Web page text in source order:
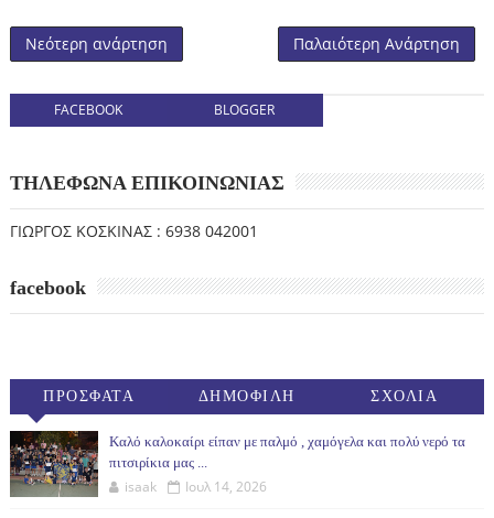
Νεότερη ανάρτηση Παλαιότερη Ανάρτηση
FACEBOOK BLOGGER
ΤΗΛΕΦΩΝΑ ΕΠΙΚΟΙΝΩΝΙΑΣ
ΓΙΩΡΓΟΣ ΚΟΣΚΙΝΑΣ : 6938 042001
facebook
ΠΡΟΣΦΑΤΑ ΔΗΜΟΦΙΛΗ ΣΧΟΛΙΑ
Καλό καλοκαίρι είπαν με παλμό , χαμόγελα και πολύ νερό τα
πιτσιρίκια μας ...
isaak Ιουλ 14, 2026